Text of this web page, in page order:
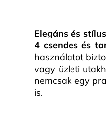
Elegáns és
4 csendes és
használatot
vagy üzleti
nemcsak egy
is.